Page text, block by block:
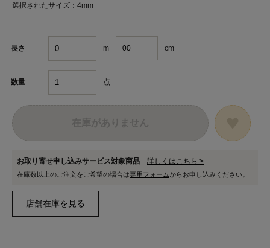
選択されたサイズ：4mm
長さ m cm
数量 点
お取り寄せ申し込みサービス対象商品 詳しくはこちら >
在庫数以上のご注文をご希望の場合は専用フォームからお申し込みください。